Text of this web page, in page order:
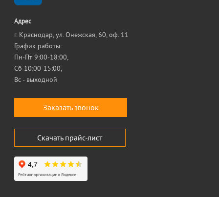
Адрес
г. Краснодар, ул. Онежская, 60, оф. 11
График работы:
Пн-Пт 9:00-18:00,
Сб 10:00-15:00,
Вс - выходной
Заказать звонок
Скачать прайс-лист